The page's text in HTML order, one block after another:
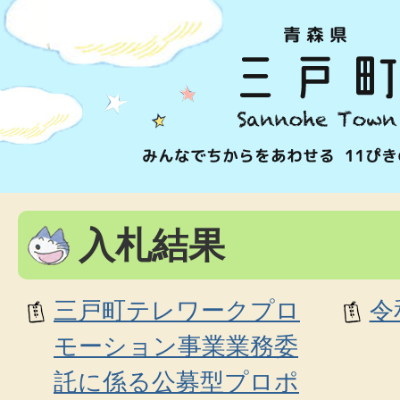
入札結果
三戸町テレワークプロ
モーション事業業務委
託に係る公募型プロポ
令